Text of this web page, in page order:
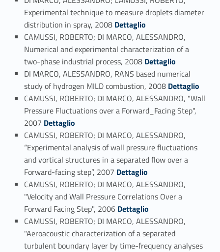
Experimental technique to measure droplets diameter
distribution in spray, 2008 Link identifier #identifier_person_68067-79
Dettaglio
CAMUSSI, ROBERTO; DI MARCO, ALESSANDRO,
Numerical and experimental characterization of a
two-phase industrial process, 2008 Link identifier #identifier_person_96983-80
Dettaglio
DI MARCO, ALESSANDRO, RANS based numerical
study of hydrogen MILD combustion, 2008 Link identifier #identifier_person_36359-81
Dettaglio
CAMUSSI, ROBERTO; DI MARCO, ALESSANDRO, "Wall
Pressure Fluctuations over a Forward_Facing Step",
2007 Link identifier #identifier_person_57821-82
Dettaglio
CAMUSSI, ROBERTO; DI MARCO, ALESSANDRO,
“Experimental analysis of wall pressure fluctuations
and vortical structures in a separated flow over a
Forward-facing step”, 2007 Link identifier #identifier_person_99635-83
Dettaglio
CAMUSSI, ROBERTO; DI MARCO, ALESSANDRO,
"Velocity and Wall Pressure Correlations Over a
Forward Facing Step", 2006 Link identifier #identifier_person_99645-84
Dettaglio
CAMUSSI, ROBERTO; DI MARCO, ALESSANDRO,
"Aeroacoustic characterization of a separated
turbulent boundary layer by time-frequency analyses